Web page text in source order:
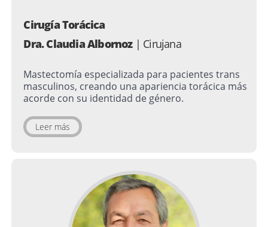
Cirugía Torácica
Dra. Claudia Albornoz| Cirujana
Mastectomía especializada para pacientes trans
masculinos, creando una apariencia torácica más
acorde con su identidad de género.
Leer más